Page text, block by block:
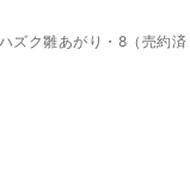
ズク雛あがり・8（売約済